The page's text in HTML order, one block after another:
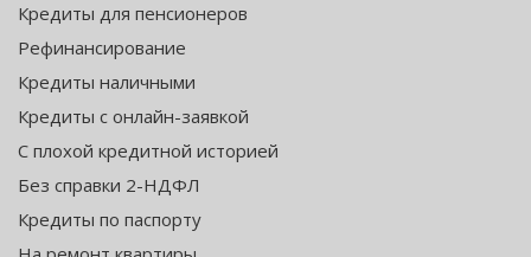
Кредиты для пенсионеров
Рефинансирование
Кредиты наличными
Кредиты с онлайн-заявкой
С плохой кредитной историей
Без справки 2-НДФЛ
Кредиты по паспорту